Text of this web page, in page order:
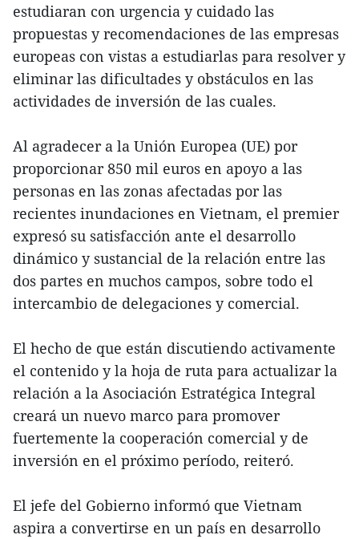
estudiaran con urgencia y cuidado las
propuestas y recomendaciones de las empresas
europeas con vistas a estudiarlas para resolver y
eliminar las dificultades y obstáculos en las
actividades de inversión de las cuales.
Al agradecer a la Unión Europea (UE) por
proporcionar 850 mil euros en apoyo a las
personas en las zonas afectadas por las
recientes inundaciones en Vietnam, el premier
expresó su satisfacción ante el desarrollo
dinámico y sustancial de la relación entre las
dos partes en muchos campos, sobre todo el
intercambio de delegaciones y comercial.
El hecho de que están discutiendo activamente
el contenido y la hoja de ruta para actualizar la
relación a la Asociación Estratégica Integral
creará un nuevo marco para promover
fuertemente la cooperación comercial y de
inversión en el próximo período, reiteró.
El jefe del Gobierno informó que Vietnam
aspira a convertirse en un país en desarrollo